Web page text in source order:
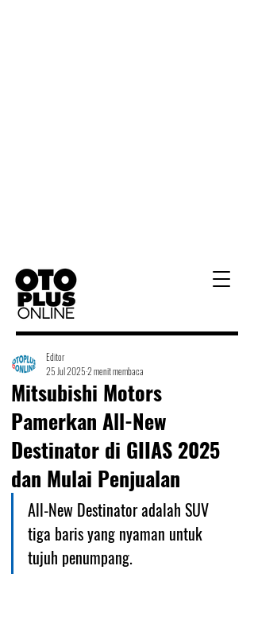
Mitsubishi Motors
Pamerkan All-New
Destinator di GIIAS 2025
dan Mulai Penjualan
Editor
25 Jul 20252 menit membaca
All-New Destinator adalah SUV
tiga baris yang nyaman untuk
tujuh penumpang.